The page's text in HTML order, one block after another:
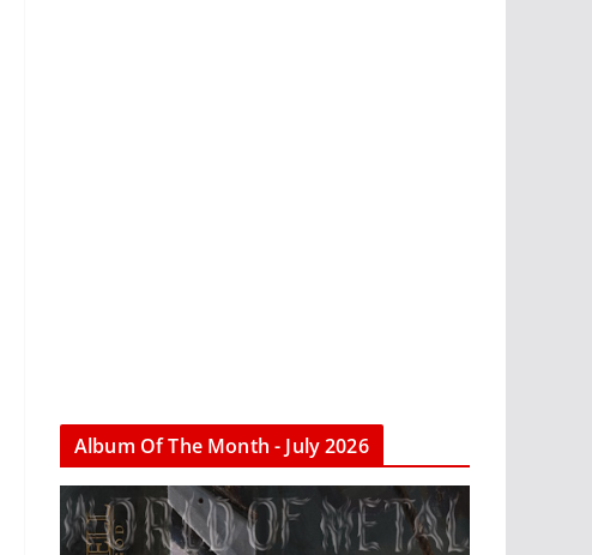
Album Of The Month - July 2026